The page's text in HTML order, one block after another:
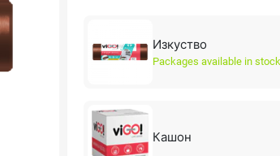
Изкуство
Packages available in
Кашон